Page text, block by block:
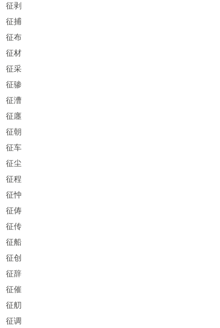
征剥
征捕
征布
征材
征采
征骖
征漕
征廛
征朝
征车
征尘
征程
征忡
征俦
征传
征船
征创
征辞
征催
征舠
征调